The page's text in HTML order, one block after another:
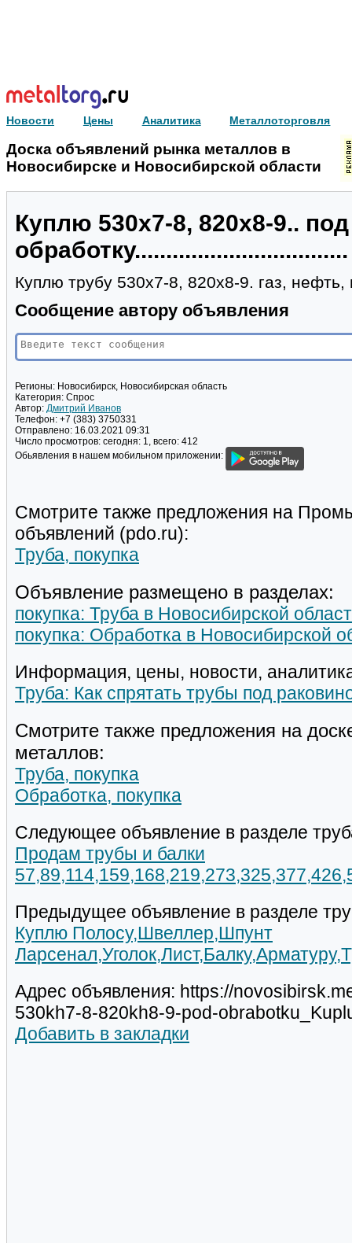
Новости Цены Аналитика Металлоторговля
Доска объявлений рынка металлов в
Новосибирске и Новосибирской области
Куплю 530х7-8, 820х8-9.. под
обработку..................................
Куплю трубу 530х7-8, 820х8-9. газ, нефть,
Сообщение автору объявления
Регионы: Новосибирск, Новосибирская область
Категория: Спрос
Автор: Дмитрий Иванов
Телефон: +7 (383) 3750331
Отправлено: 16.03.2021 09:31
Число просмотров: сегодня: 1, всего: 412
Обьявления в нашем мобильном приложении:
Смотрите также предложения на
объявлений (pdo.ru):
Труба, покупка
Объявление размещено в разделах:
покупка: Труба в Новосибирской
покупка: Обработка в Новосибирской
Информация, цены, новости,
Труба: Как спрятать трубы под
Смотрите также предложения на
металлов:
Труба, покупка
Обработка, покупка
Следующее объявление в разделе
Продам трубы и балки
Предыдущее объявление в разделе
Куплю Полосу,Швеллер,Шпунт
Адрес объявления: https://
530kh7-8-820kh8-9-pod-
Добавить в закладки